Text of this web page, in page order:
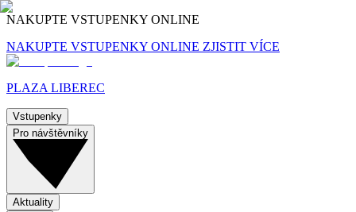
NAKUPTE VSTUPENKY ONLINE
NAKUPTE VSTUPENKY ONLINE ZJISTIT VÍCE
PLAZA LIBEREC
Vstupenky
Pro návštěvníky
Aktuality